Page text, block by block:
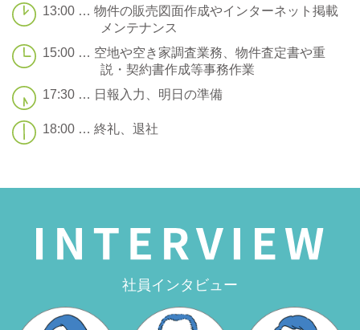
13:00 … 物件の販売図面作成やインターネット掲載
メンテナンス
15:00 … 空地や空き家調査業務、物件査定書や重
説・契約書作成等事務作業
17:30 … 日報入力、明日の準備
18:00 … 終礼、退社
社員インタビュー